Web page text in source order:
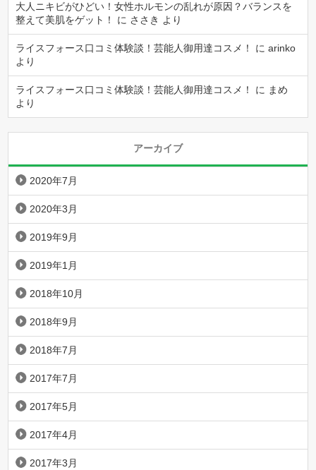
大人ニキビがひどい！女性ホルモンの乱れが原因？バランスを
整えて美肌をゲット！
に ささき より
ライスフォース口コミ体験談！芸能人御用達コスメ！ にarinko
より
ライスフォース口コミ体験談！芸能人御用達コスメ！ に まめ
より
アーカイブ
2020年7月
2020年3月
2019年9月
2019年1月
2018年10月
2018年9月
2018年7月
2017年7月
2017年5月
2017年4月
2017年3月